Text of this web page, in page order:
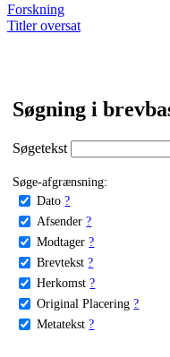
Forskning
Titler oversat
Søgning i
Søgetekst
Søge-afgrænsning:
Dato ?
Afsender ?
Modtager ?
Brevtekst ?
Herkomst ?
Original Placering ?
Metatekst ?